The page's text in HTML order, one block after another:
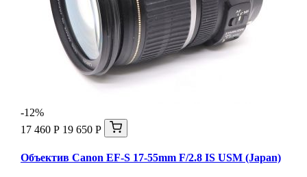
-12%
17 460 Р 19 650 Р
Объектив Canon EF-S 17-55mm F/2.8 IS USM (Japan)